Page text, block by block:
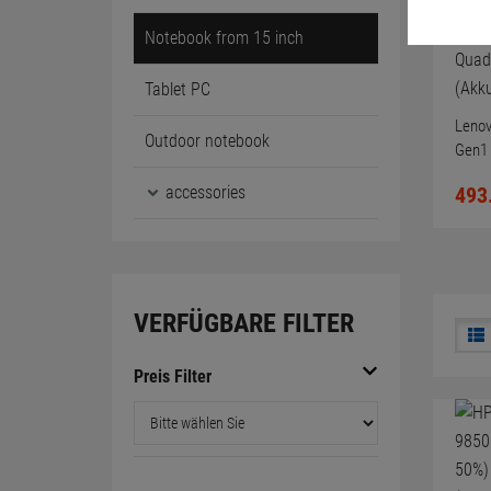
Notebook from 15 inch
Tablet PC
Outdoor notebook
accessories
VERFÜGBARE FILTER
Preis Filter